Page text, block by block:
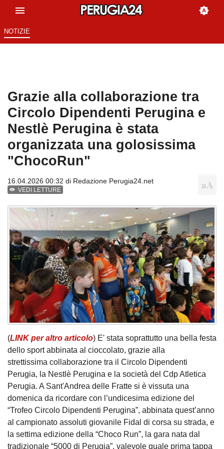
NOTIZIE
Grazie alla collaborazione tra
Circolo Dipendenti Perugina e
Nestlè Perugina è stata
organizzata una golosissima
"ChocoRun"
16.04.2026 00:32 di Redazione Perugia24.net
VEDI LETTURE
(LINK per altro articolo) E' stata soprattutto una bella festa
dello sport abbinata al cioccolato, grazie alla
strettissima collaborazione tra il Circolo Dipendenti
Perugia, la Nestlè Perugina e la società del Cdp Atletica
Perugia. A Sant'Andrea delle Fratte si è vissuta una
domenica da ricordare con l’undicesima edizione del
“Trofeo Circolo Dipendenti Perugina”, abbinata quest’anno
al campionato assoluti giovanile Fidal di corsa su strada, e
la settima edizione della “Choco Run”, la gara nata dal
tradizionale “5000 di Perugia”, valevole quale prima tappa